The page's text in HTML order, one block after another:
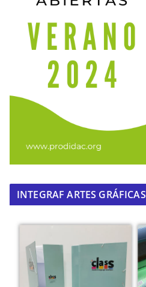
INTEGRAF ARTES GRÁFICAS